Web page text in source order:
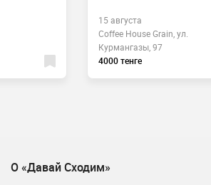
15 августа
Coffee House Grain, ул.
Курмангазы, 97
4000 тенге
О «Давай Сходим»